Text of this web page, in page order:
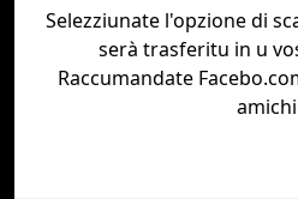
Selezziunate l'opzione di
serà trasferitu in u
Raccumandate